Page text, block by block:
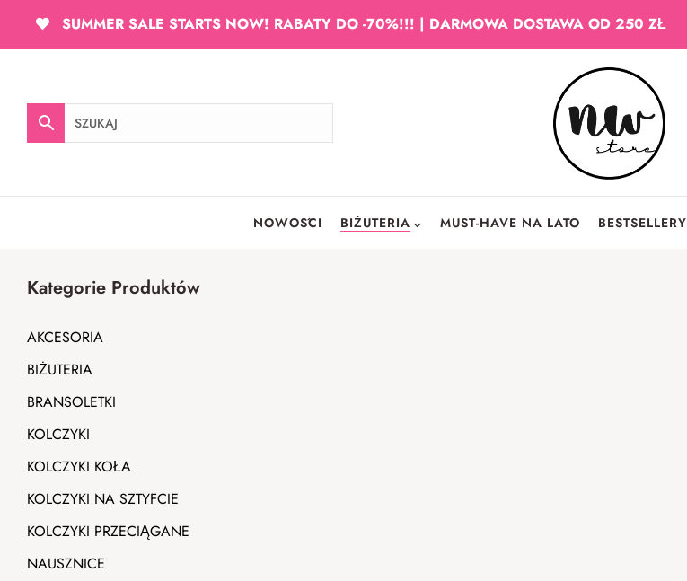
SUMMER SALE STARTS NOW! RABATY DO -70%!!! | DARMOWA DOSTAWA OD 250 ZŁ
NOWOŚCI BIŻUTERIA MUST-HAVE NA LATO BESTSELLERY
Kategorie Produktów
AKCESORIA
BIŻUTERIA
BRANSOLETKI
KOLCZYKI
KOLCZYKI KOŁA
KOLCZYKI NA SZTYFCIE
KOLCZYKI PRZECIĄGANE
NAUSZNICE